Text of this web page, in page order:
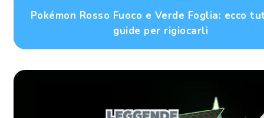
Pokémon Rosso Fuoco e Verde Foglia: ecco
guide per rigiocarli